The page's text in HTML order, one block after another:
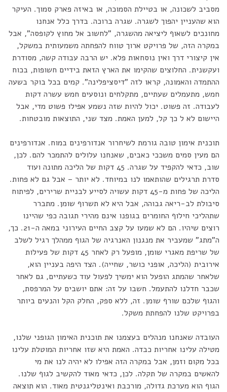
מסביב לשכונה, או בטיילת הסמוכה, או באיזה פארק סמוך. העיקר
הוא שהעניין יהפוך לשגרה. שגרה ברוכה. בדרך כלל אנחנו
מחונכים לשאוף ליציאה מהשגרה, "לחשוב אל מחוץ לקופסה", אבל
במקרה הזה, של פרויקט ארוך טווח להפחתה משמעותית במשקל,
אין קיצורי דרך ואין נוסחאות פלא. יש הרבה עבודה קשה, מסודרת
ועקשנית. החלוצים שהקימו את הארץ הזאת בידיים חשופות, בכוח
ההתמדה והאמונה, קראו לזה "דיסציפלינה". קמים בכל בוקר בשעה
חמש, מתעמלים שעתיים, מתקלחים ונוסעים חמש עשרה דקות
לעבודה. זה פשוט. יכול להיות שזה נשמע אפילו פשוט מדי, אבל
היישום לא ל כך קל, למען האמת. מצד שני, התוצאות מובטחות.
תוכנית אימון טובה גורמת לשיחרור אנדורפינים במוח. אנדורפינים
הם מעין סמים משככי כאבים, שאנחנו עלולים להתמכר להם. לכן,
שוב, כדאי להקפיד על שגרה. 45 דקות של הליכה מתונה ועוד
סדרת תרגילים שהותאמו לנו במיוחד. לא יותר – אבל גם לא פחות.
הליכה של פחות מ-45 דקות עשויה לסייע לבניית שרירים, לפיתוח
סיבולת לב-ריאה גבוהה, אבל היא לא תשרוף שומן. מתברר
שתהליכי חילוף החומרים בגופנו אינם מהירי תגובה כפי שהיינו
רוצים שיהיו. הם לא שמעו על קצב החיים העירוני במאה ה-21. כך,
ה"מתג" שמעביר את מנגנון האנרגיה של הגוף ממהלך רגיל לשלב
של שריפת מאגרי שומן, מופעל רק לאחר 45 דקות של פעילות
אירובית (הליכה, אופני כושר, שחייה). הצד היפה בעניין הוא,
שלאחר שהמתג הופעל הוא ימשיך לפעול עוד כשעתיים, גם לאחר
שכבר חדלנו להתעמל. חשבו על זה: אתם יושבים על המרפסת,
והגוף שלכם שורף שומן. זה, ללא ספק, החלק הקל והנעים ביותר
בפרויקט שלנו להפחתת משקל.
העובדה שאנחנו מנהלים בעצמנו את תוכנית האימון הגופני שלנו,
מטילה עלינו אחריות כבדה. האמת היא שזו אחריות המוטלת עלינו
בכל מקום וזמן, אבל במקרה הזה אפילו לא יהיה לנו את מי
להאשים במקרה של תקלה. לכן, כדאי מאוד להקשיב לגוף שלנו.
הגוף הוא מערכת גדולה, מורכבת ואינטליגנטית מאוד. הוא תוצאה